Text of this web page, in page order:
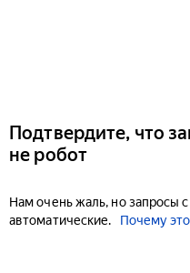
Подтвердите, что
не робот
Нам очень жаль, но запросы
автоматические.
Почему